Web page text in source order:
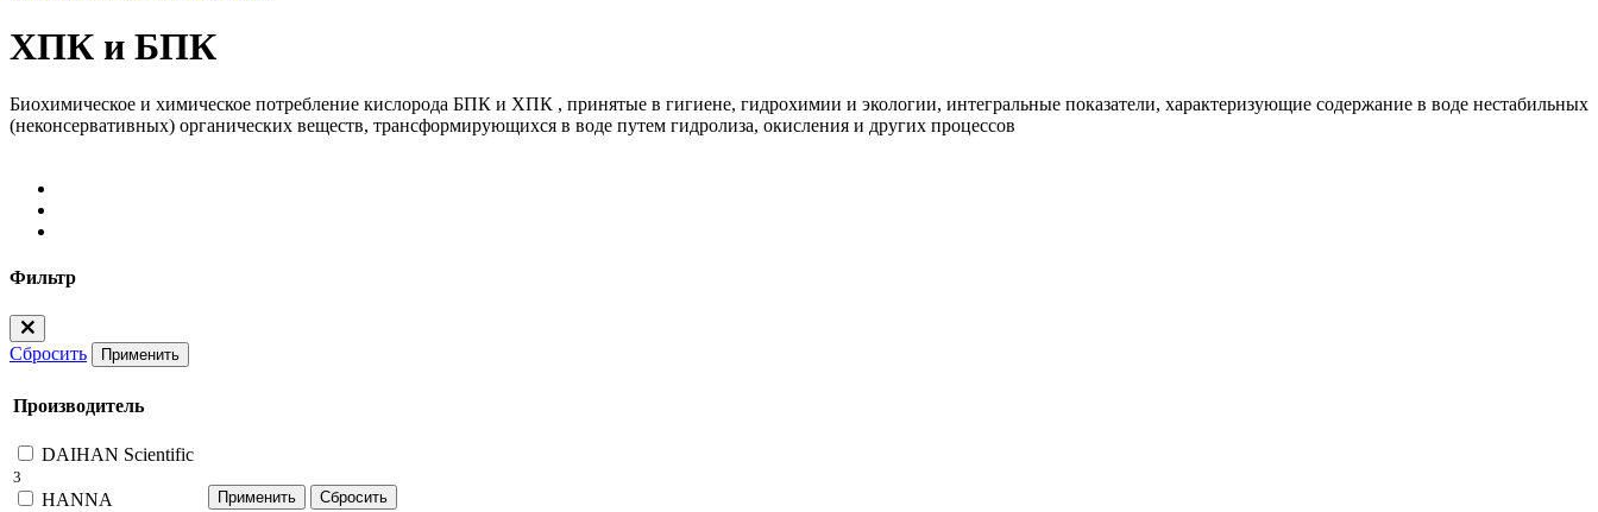
ХПК и БПК
Биохимическое и химическое потребление кислорода БПК и ХПК , принятые в гигиене, гидрохимии и экологии, интегральные показатели, характеризующие содержание в воде нестабильных
(неконсервативных) органических веществ, трансформирующихся в воде путем гидролиза, окисления и других процессов
Фильтр
Сбросить Применить
Производитель
DAIHAN Scientific
3
HANNA